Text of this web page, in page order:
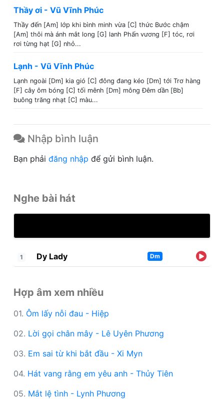
Thầy ơi - Vũ Vĩnh Phúc
Thầy đến [Am] lớp khi bình minh vừa [C] thức Bước chậm
[Am] thôi mà ánh mắt long [G] lanh Phấn vương [F] tóc, rơi
rơi từng hạt [G] nhỏ...
Lạnh - Vũ Vĩnh Phúc
Lạnh ngoài [Dm] kia gió [C] đông đang kéo [Dm] tới Trơ hàng
[F] cây ôm bóng [C] tối mênh [Dm] mông Đêm dần [Bb]
buông trăng nhạt [C] màu...
Nhập bình luận
Bạn phải đăng nhập để gửi bình luận.
Nghe bài hát
1 Dy Lady Dm
Hợp âm xem nhiều
01. Ôm lấy nỗi đau - Hiệp
02. Lời gọi chân mây - Lê Uyên Phương
03. Em sai từ khi bắt đầu - Xi Myn
04. Hát vang rằng em yêu anh - Thủy Tiên
05. Mắt lệ tình - Lynh Phương